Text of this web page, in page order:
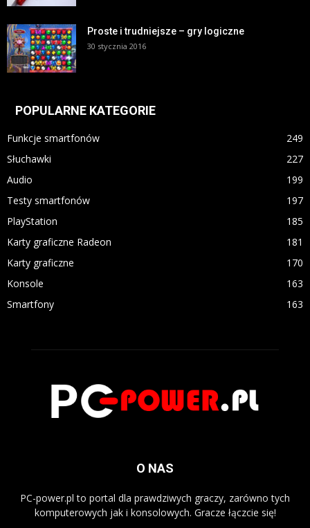
Proste i trudniejsze – gry logiczne
30 stycznia 2016
POPULARNE KATEGORIE
Funkcje smartfonów
249
Słuchawki
227
Audio
199
Testy smartfonów
197
PlayStation
185
Karty graficzne Radeon
181
Karty graficzne
170
Konsole
163
Smartfony
163
O NAS
PC-power.pl to portal dla prawdziwych graczy, zarówno tych
komputerowych jak i konsolowych. Gracze łączcie się!